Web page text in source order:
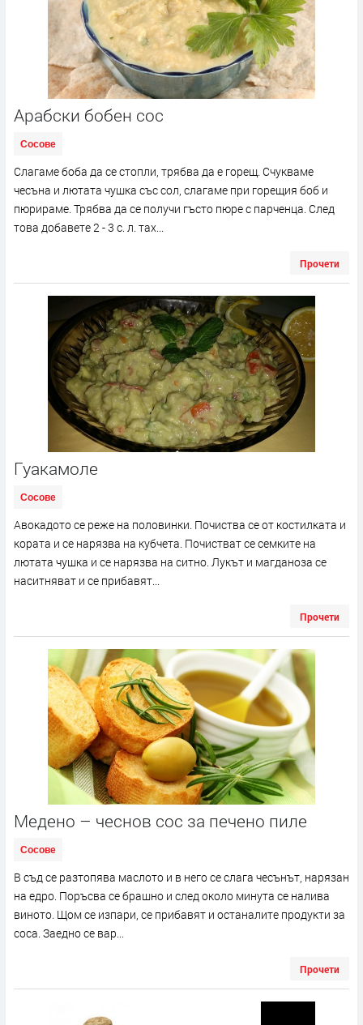
Арабски бобен сос
Сосове
Слагаме боба да се стопли, трябва да е горещ. Счукваме
чесъна и лютата чушка със сол, слагаме при горещия боб и
пюрираме. Трябва да се получи гъсто пюре с парченца. След
това добавете 2 - 3 с. л. тах...
Прочети
Гуакамоле
Сосове
Авокадото се реже на половинки. Почиства се от костилката и
кората и се нарязва на кубчета. Почистват се семките на
лютата чушка и се нарязва на ситно. Лукът и магданоза се
наситняват и се прибавят...
Прочети
Медено – чеснов сос за печено пиле
Сосове
В съд се разтопява маслото и в него се слага чесънът, нарязан
на едро. Поръсва се брашно и след около минута се налива
виното. Щом се изпари, се прибавят и останалите продукти за
соса. Заедно се вар...
Прочети